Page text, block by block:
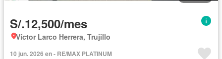
S/.12,500/mes
Víctor Larco Herrera, Trujillo
10 jun. 2026 en - RE/MAX PLATINUM